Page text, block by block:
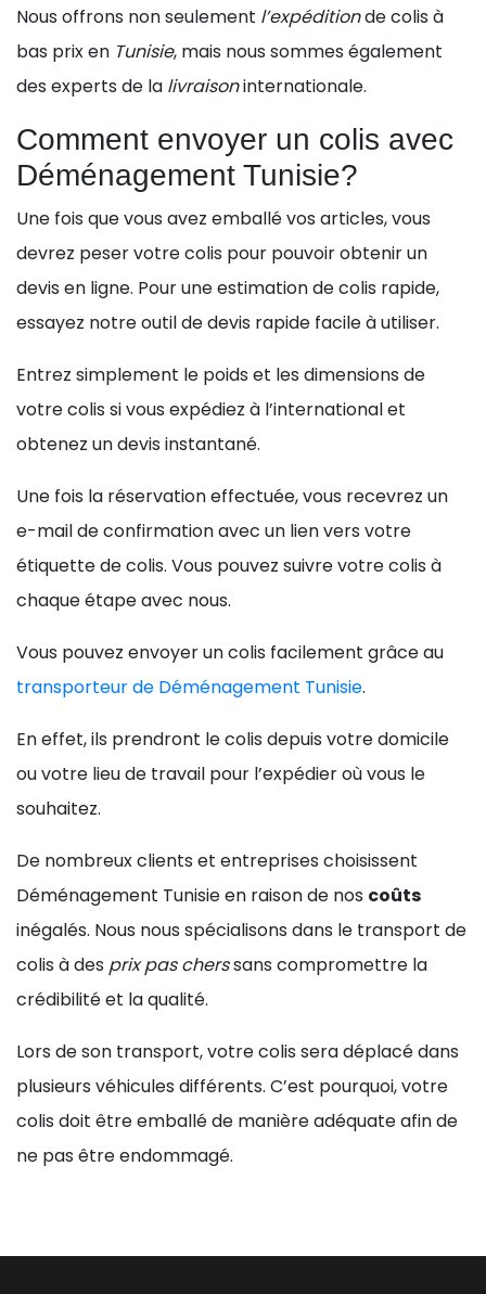
Nous offrons non seulement l’expéditionde colis à
bas prix en Tunisie, mais nous sommes également
des experts de la livraisoninternationale.
Comment envoyer un colis avec
Déménagement Tunisie?
Une fois que vous avez emballé vos articles, vous
devrez peser votre colis pour pouvoir obtenir un
devis en ligne. Pour une estimation de colis rapide,
essayez notre outil de devis rapide facile à utiliser.
Entrez simplement le poids et les dimensions de
votre colis si vous expédiez à l’international et
obtenez un devis instantané.
Une fois la réservation effectuée, vous recevrez un
e-mail de confirmation avec un lien vers votre
étiquette de colis. Vous pouvez suivre votre colis à
chaque étape avec nous.
Vous pouvez envoyer un colis facilement grâce au
transporteur de Déménagement Tunisie.
En effet, ils prendront le colis depuis votre domicile
ou votre lieu de travail pour l’expédier où vous le
souhaitez.
De nombreux clients et entreprises choisissent
Déménagement Tunisie en raison de nos coûts
inégalés. Nous nous spécialisons dans le transport de
colis à des prix pas cherssans compromettre la
crédibilité et la qualité.
Lors de son transport, votre colis sera déplacé dans
plusieurs véhicules différents. C’est pourquoi, votre
colis doit être emballé de manière adéquate afin de
ne pas être endommagé.